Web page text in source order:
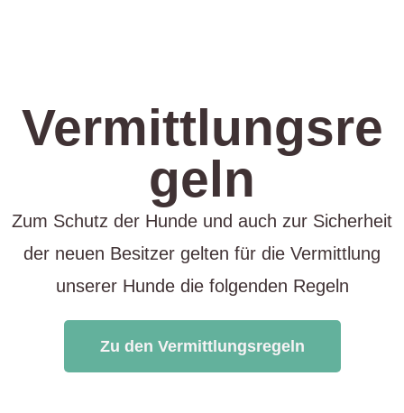
Vermittlungsre
geln
Zum Schutz der Hunde und auch zur Sicherheit
der neuen Besitzer gelten für die Vermittlung
unserer Hunde die folgenden Regeln
Zu den Vermittlungsregeln